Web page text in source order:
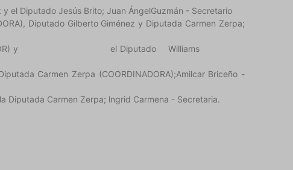
el Diputado Jesús Brito; Juan ÁngelGuzmán - Secretario
Diputado Gilberto Giménez y Diputada Carmen Zerpa;
{COORDINADOR) y el Diputado Williams
Carmen Zerpa (COORDINADORA);Amilcar Briceño -
Diputada Carmen Zerpa; lngrid Carmena - Secretaria.